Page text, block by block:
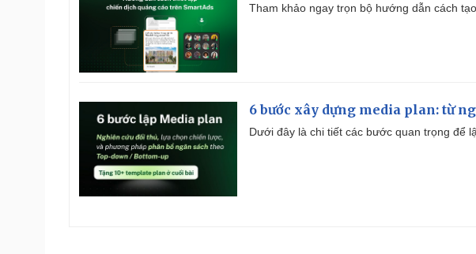
Tham khảo ngay trọn bộ hướng dẫn cách
6 bước xây dựng media plan: từ
Dưới đây là chi tiết các bước quan trọng để